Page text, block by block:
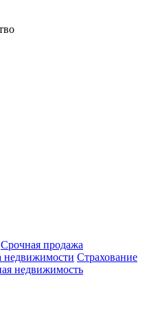
Срочная продажа
недвижимости Страхование
недвижимость